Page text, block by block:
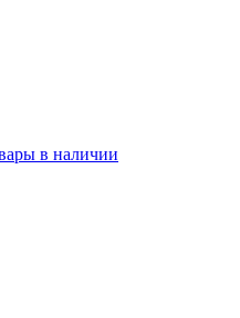
в наличии